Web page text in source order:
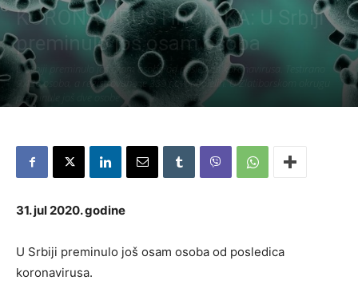
KORONAVIRUS HRONIKA: U Srbiji
preminulo još osam osoba
U Srbiji preminulo još osam osoba od posledica koronavirusa. Testirano
9.436 osoba, a registrovano je 339 novoobolelih. U Zlatiborskom okrugu
preminule još dve osobe.
31. jul 2020. godine
U Srbiji preminulo još osam osoba od posledica
koronavirusa.